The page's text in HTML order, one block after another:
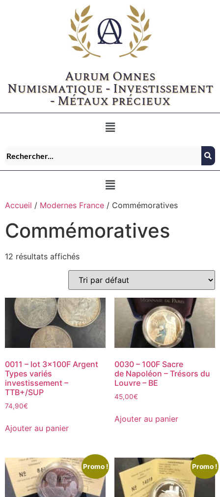
Aurum Omnes
Numismatique - Investissement
- Métaux précieux
Accueil / Modernes France / Commémoratives
Commémoratives
12 résultats affichés
0011 – lot 3x100F Argent
Types variés
investissement –
TTB+/SUP
74,90€
Ajouter au panier
0030 – 100F Sacre
de Napoléon – Trésors du
Louvre – BE
45,00€
Ajouter au panier
Promo ! Promo !